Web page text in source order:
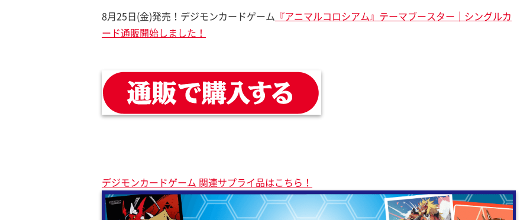
8月25日(金)発売！デジモンカードゲーム 『アニマルコロシアム』テーマブースター｜シングルカ
ード通販開始しました！
デジモンカードゲーム 関連サプライ品はこちら！